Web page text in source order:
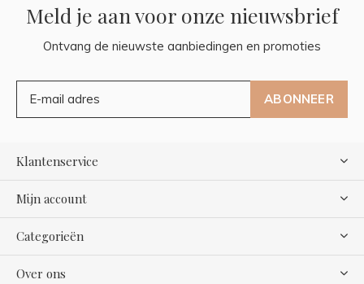
Meld je aan voor onze nieuwsbrief
Ontvang de nieuwste aanbiedingen en promoties
ABONNEER
Klantenservice
Mijn account
Categorieën
Over ons